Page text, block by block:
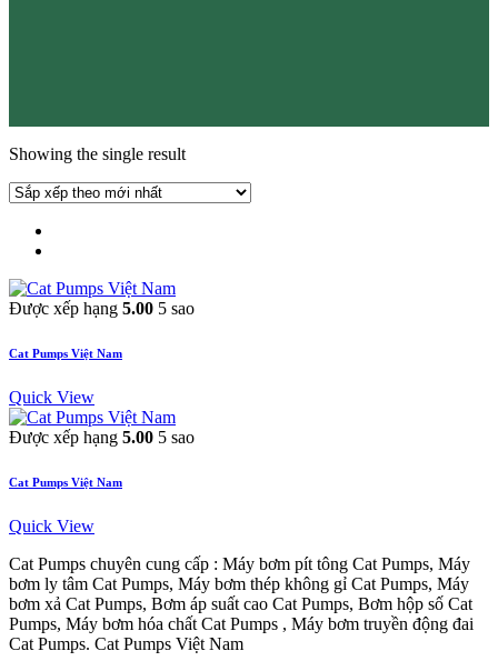
Showing the single result
Được xếp hạng 5.00 5 sao
Cat Pumps Việt Nam
Quick View
Được xếp hạng 5.00 5 sao
Cat Pumps Việt Nam
Quick View
Cat Pumps chuyên cung cấp : Máy bơm pít tông Cat Pumps, Máy
bơm ly tâm Cat Pumps, Máy bơm thép không gỉ Cat Pumps, Máy
bơm xả Cat Pumps, Bơm áp suất cao Cat Pumps, Bơm hộp số Cat
Pumps, Máy bơm hóa chất Cat Pumps , Máy bơm truyền động đai
Cat Pumps. Cat Pumps Việt Nam